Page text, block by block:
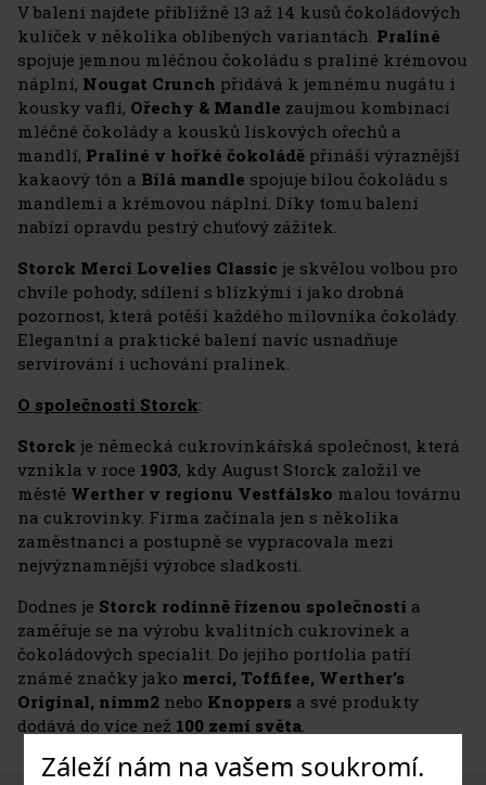
Záleží nám na vašem soukromí.
V balení najdete přibližně 13 až 14 kusů čokoládových
kuliček v několika oblíbených variantách. Praliné
spojuje jemnou mléčnou čokoládu s praliné krémovou
náplní, Nougat Crunch přidává k jemnému nugátu i
kousky vaflí, Ořechy & Mandle zaujmou kombinací
mléčné čokolády a kousků lískových ořechů a
mandlí, Praliné v hořké čokoládě přináší výraznější
kakaový tón a Bílá mandle spojuje bílou čokoládu s
mandlemi a krémovou náplní. Díky tomu balení
nabízí opravdu pestrý chuťový zážitek.
Storck Merci Lovelies Classic je skvělou volbou pro
chvíle pohody, sdílení s blízkými i jako drobná
pozornost, která potěší každého milovníka čokolády.
Elegantní a praktické balení navíc usnadňuje
servírování i uchování pralinek.
O společnosti Storck:
Storck je německá cukrovinkářská společnost, která
vznikla v roce 1903, kdy August Storck založil ve
městě Werther v regionu Vestfálsko malou továrnu
na cukrovinky. Firma začínala jen s několika
zaměstnanci a postupně se vypracovala mezi
nejvýznamnější výrobce sladkostí.
Dodnes je Storck rodinně řízenou společností a
zaměřuje se na výrobu kvalitních cukrovinek a
čokoládových specialit. Do jejího portfolia patří
známé značky jako merci, Toffifee, Werther’s
Original, nimm2 nebo Knoppers a své produkty
dodává do více než 100 zemí světa.